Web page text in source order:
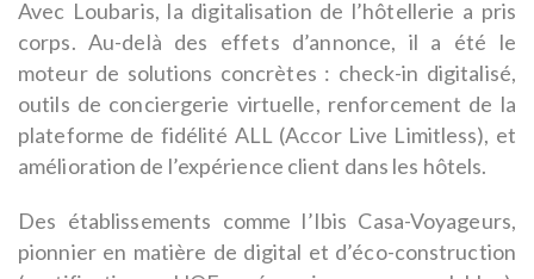
Avec Loubaris, la digitalisation de l’hôtellerie a pris
corps. Au-delà des effets d’annonce, il a été le
moteur de solutions concrètes : check-in digitalisé,
outils de conciergerie virtuelle, renforcement de la
plateforme de fidélité ALL (Accor Live Limitless), et
amélioration de l’expérience client dans les hôtels.
Des établissements comme l’Ibis Casa-Voyageurs,
pionnier en matière de digital et d’éco-construction